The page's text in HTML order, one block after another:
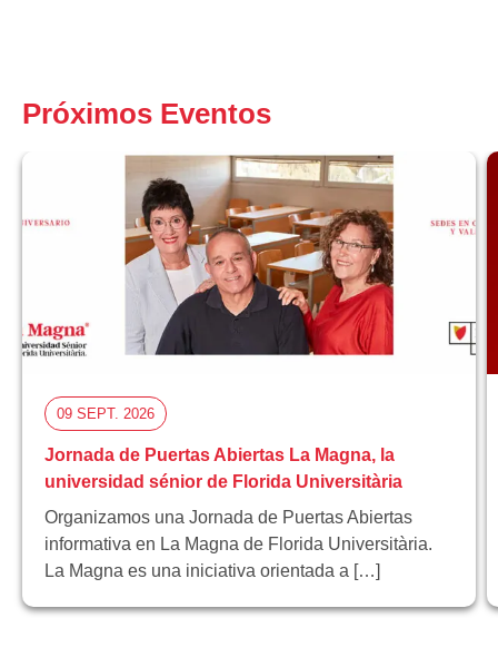
Próximos Eventos
09 SEPT. 2026
Jornada de Puertas Abiertas La Magna, la
universidad sénior de Florida Universitària
Organizamos una Jornada de Puertas Abiertas
informativa en La Magna de Florida Universitària.
La Magna es una iniciativa orientada a […]